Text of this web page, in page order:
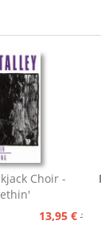
Choir -
13,95 €